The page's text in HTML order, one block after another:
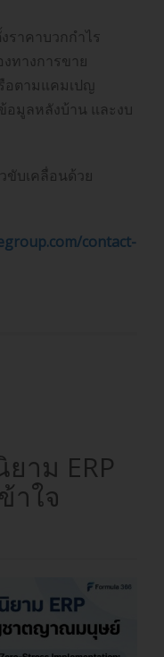
ราคาบวกกำไร
ทางการขาย
อตามแคมเปญ
อมูลหลังบ้าน และงบ
ขับเคลื่อนด้วย
contact-
าม ERP
าใจ